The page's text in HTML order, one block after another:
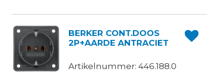
BERKER CONT.DOOS
2P+AARDE ANTRACIET
Artikelnummer: 446.188.0